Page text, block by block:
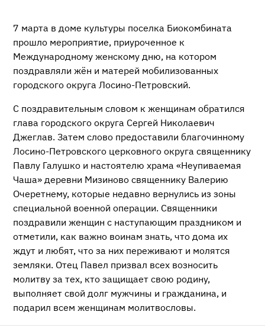
7 марта в доме культуры поселка Биокомбината
прошло мероприятие, приуроченное к
Международному женскому дню, на котором
поздравляли жён и матерей мобилизованных
городского округа Лосино-Петровский.
С поздравительным словом к женщинам обратился
глава городского округа Сергей Николаевич
Джеглав. Затем слово предоставили благочинному
Лосино-Петровского церковного округа священнику
Павлу Галушко и настоятелю храма «Неупиваемая
Чаша» деревни Мизиново священнику Валерию
Очеретнему, которые недавно вернулись из зоны
специальной военной операции. Священники
поздравили женщин с наступающим праздником и
отметили, как важно воинам знать, что дома их
ждут и любят, что за них переживают и молятся
земляки. Отец Павел призвал всех возносить
молитву за тех, кто защищает свою родину,
выполняет свой долг мужчины и гражданина, и
подарил всем женщинам молитвословы.